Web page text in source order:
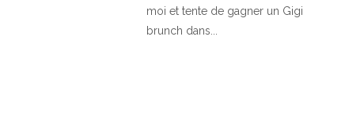
moi et tente de gagner un Gigi
brunch dans...